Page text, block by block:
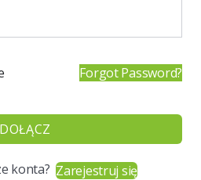
Forgot Password?
DOŁĄCZ
konta?Zarejestruj się